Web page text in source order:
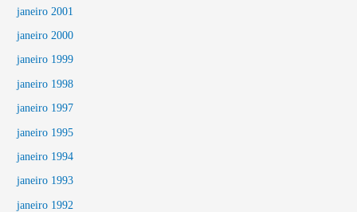
janeiro 2001
janeiro 2000
janeiro 1999
janeiro 1998
janeiro 1997
janeiro 1995
janeiro 1994
janeiro 1993
janeiro 1992